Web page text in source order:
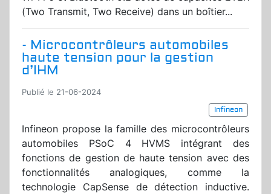
(Two Transmit, Two Receive) dans un boîtier...
- Microcontrôleurs automobiles
haute tension pour la gestion
d’IHM
Publié le 21-06-2024
Infineon
Infineon propose la famille des microcontrôleurs
automobiles PSoC 4 HVMS intégrant des
fonctions de gestion de haute tension avec des
fonctionnalités analogiques, comme la
technologie CapSense de détection inductive.